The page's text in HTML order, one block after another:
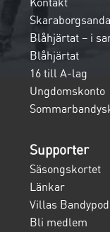
Blåhjärtat – i
Blåhjärtat
16 till A-lag
Ungdomskonto
Supporter
Säsongskortet
Länkar
Villas Bandypod
Bli medlem